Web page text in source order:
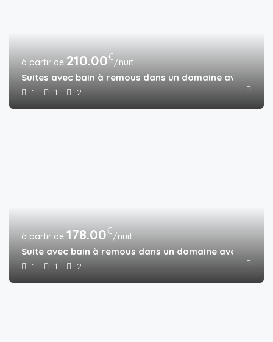
210.00€/nuit
Suites avec bain à remous dans un domaine avec
1 1 2
178.00€/nuit
Suite avec bain à remous dans un domaine avec
1 1 2